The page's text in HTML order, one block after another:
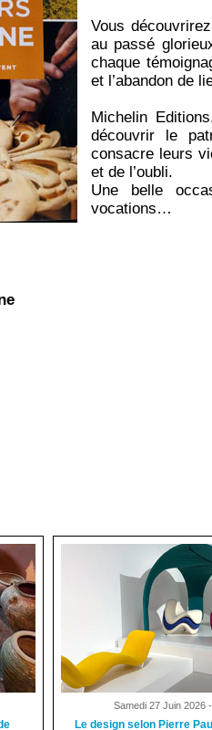
Vous
au passé
chaque
et l’abandon de
Michelin
découvrir le
consacre leurs
et de l’oubli.
Une belle
vocations…
Samedi 27 Juin 2026
Le design selon Pierre